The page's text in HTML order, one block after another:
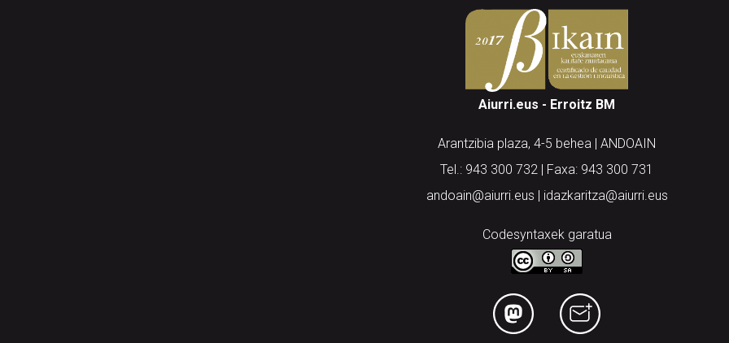
Aiurri.eus - Erroitz BM
Arantzibia plaza, 4-5 behea | ANDOAIN
Tel.: 943 300 732 | Faxa: 943 300 731
andoain@aiurri.eus | idazkaritza@aiurri.eus
Codesyntaxek garatua